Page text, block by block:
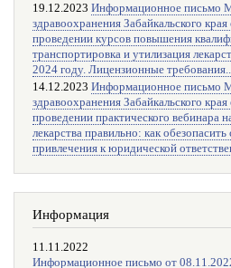
19.12.2023 Информационное письмо
здравоохранения Забайкальского
проведении курсов повышения
транспортировка и утилизация
2024 году. Лицензионные
14.12.2023 Информационное письмо
здравоохранения Забайкальского
проведении практического вебинара
лекарства правильно: как
привлечения к юридической
Информация
11.11.2022
Информационное письмо от